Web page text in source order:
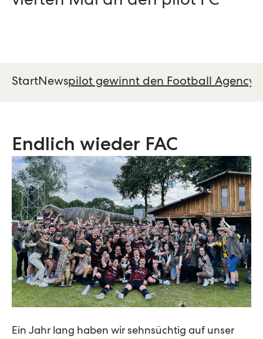
StartNewspilot gewinnt den Football Agency
Endlich wieder FAC
Ein Jahr lang haben wir sehnsüchtig auf unser